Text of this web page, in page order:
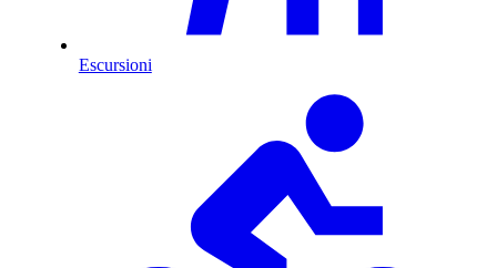
Escursioni